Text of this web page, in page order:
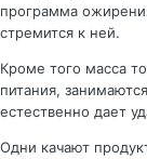
программа
стремится к ней.
Кроме того масса
питания,
естественно дает
Одни качают